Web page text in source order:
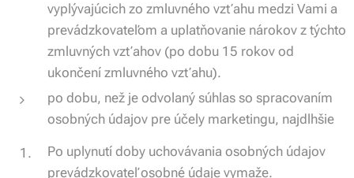
vyplývajúcich zo zmluvného vzťahu medzi Vami a
prevádzkovateľom a uplatňovanie nárokov z týchto
zmluvných vzťahov (po dobu 15 rokov od
ukončení zmluvného vzťahu).
po dobu, než je odvolaný súhlas so spracovaním
osobných údajov pre účely marketingu, najdlhšie
Po uplynutí doby uchovávania osobných údajov
prevádzkovateľ osobné údaje vymaže.